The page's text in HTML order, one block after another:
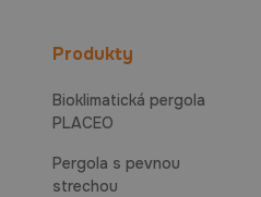
Produkty
Bioklimatická pergola
PLACEO
Pergola s pevnou
strechou